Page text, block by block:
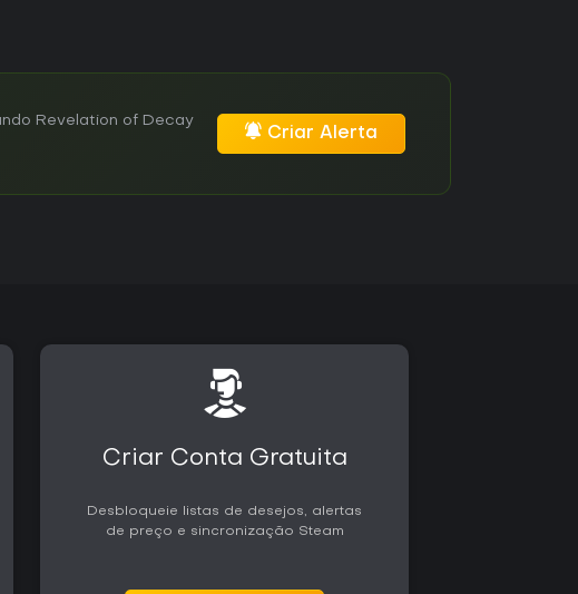
Revelation of Decay
Criar Alerta
Criar Conta Gratuita
Desbloqueie listas de desejos, alertas
de preço e sincronização Steam